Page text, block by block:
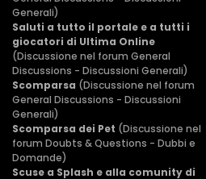
Generali)
Saluti a tutto il portale e a tutti i
giocatori di Ultima Online
(Discussione nel forum General
Discussions - Discussioni Generali)
Scomparsa (Discussione nel forum
General Discussions - Discussioni
Generali)
Scomparsa dei Pet (Discussione nel
forum Doubts & Questions - Dubbi e
Domande)
Scuse a Splash e alla comunity di